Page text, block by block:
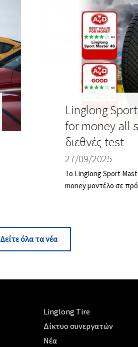
Linglong
for money all
διεθνές test
27/09/2025
Το Linglong Sport
money μοντέλο σε
Δείτε όλα τα νέα
Linglong Tire
Δίκτυο συνεργατών
Νέα